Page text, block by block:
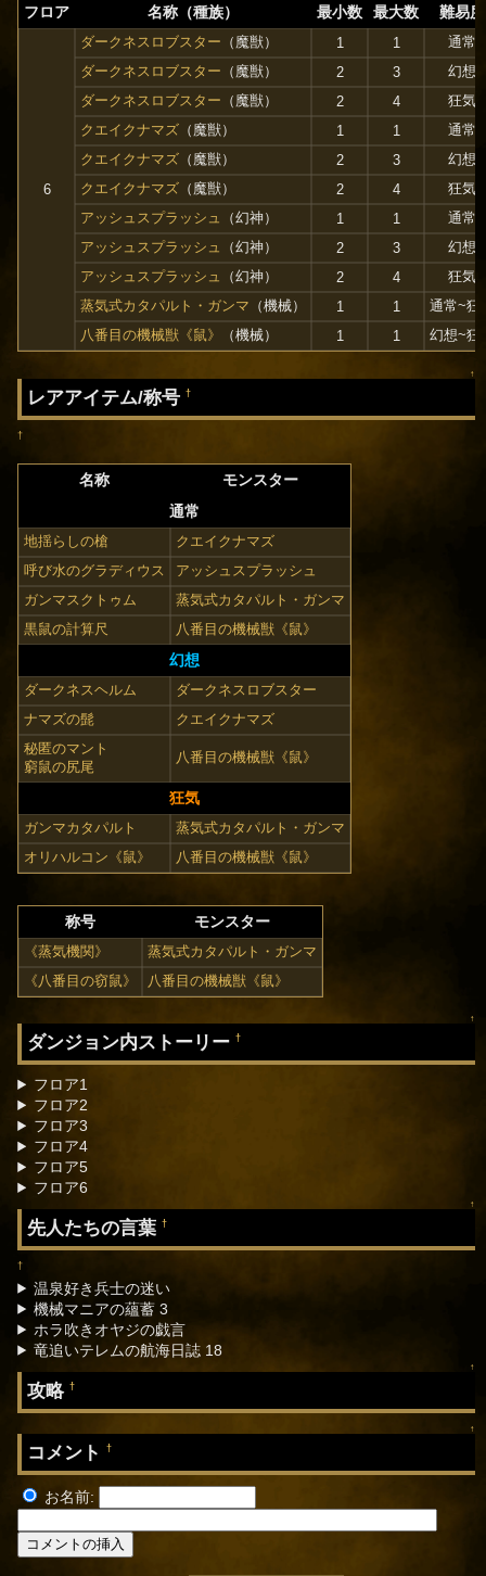
フロア 名称（種族） 最小数 最大数 難易度
6
ダークネスロブスター （魔獣） 1 1
通常
ダークネスロブスター （魔獣） 2 3
幻想
ダークネスロブスター （魔獣） 2 4
狂気
クエイクナマズ （魔獣） 1 1
通常
クエイクナマズ （魔獣） 2 3
幻想
クエイクナマズ （魔獣） 2 4
狂気
アッシュスプラッシュ
（幻神） 1 1
通常
アッシュスプラッシュ
（幻神） 2 3
幻想
アッシュスプラッシュ
（幻神） 2 4
狂気
蒸気式カタパルト・ガンマ （機械） 1 1
通常~狂
八番目の機械獣《鼠》
（機械） 1 1 幻想~狂
↑
レアアイテム/称号†
†
名称
モンスター
通常
地揺らしの槍
クエイクナマズ
呼び水のグラディウス
アッシュスプラッシュ
ガンマスクトゥム
蒸気式カタパルト・ガンマ
黒鼠の計算尺
八番目の機械獣《鼠》
幻想
ダークネスヘルム
ダークネスロブスター
ナマズの髭
クエイクナマズ
秘匿のマント
窮鼠の尻尾
八番目の機械獣《鼠》
狂気
ガンマカタパルト
蒸気式カタパルト・ガンマ
オリハルコン《鼠》
八番目の機械獣《鼠》
称号 モンスター
《蒸気機関》
蒸気式カタパルト・ガンマ
《八番目の窃鼠》
八番目の機械獣《鼠》
↑
ダンジョン内ストーリー†
フロア1
フロア2
フロア3
フロア4
フロア5
フロア6
↑
先人たちの言葉†
†
温泉好き兵士の迷い
機械マニアの蘊蓄 3
ホラ吹きオヤジの戯言
竜追いテレムの航海日誌 18
↑
攻略†
↑
コメント†
お名前: